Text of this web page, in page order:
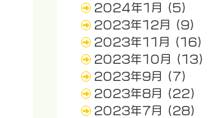
2024年1月
(5)
2023年12月
(9)
2023年11月
(16)
2023年10月
(13)
2023年9月
(7)
2023年8月
(22)
2023年7月
(28)